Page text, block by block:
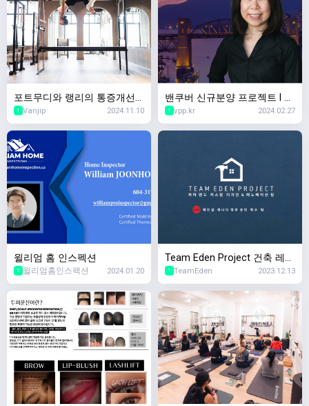
포트무디와 랭리의 통증개선
필라테스 핫스팟 – MK Move
ment Co.로 초대합니다!
1 Vanjip 2024.11.10
밴쿠버 신규분양 프로젝트 l 리
얼터 유니스 리
1 vpp.kr 2024.02.27
윌리엄 홈 인스펙션
2 윌리엄홈인스팩션 2024.01.20
Team Eden Project 건축 레노
베이션 인테리어 디자인
1 TeamEden 2023.12.13